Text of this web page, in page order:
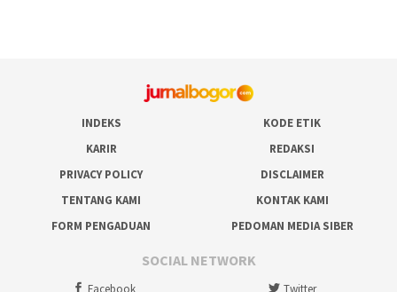
INDEKS
KODE ETIK
KARIR
REDAKSI
PRIVACY POLICY
DISCLAIMER
TENTANG KAMI
KONTAK KAMI
FORM PENGADUAN
PEDOMAN MEDIA SIBER
SOCIAL NETWORK